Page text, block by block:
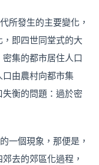
所發生的主要變化，
即四世同堂式的大
集的都市居住人口
由農村向都市集
衡的問題：過於密
一個現象，那便是，
去的郊區化過程，